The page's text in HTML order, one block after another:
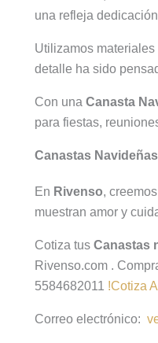
una refleja
Utilizamos
detalle ha sido
Con una Canasta
para fiestas,
Canastas
En Rivenso,
muestran amor y
Cotiza tus Canastas
Rivenso.com .
5584682011 !Cotiza
Correo electrónico: